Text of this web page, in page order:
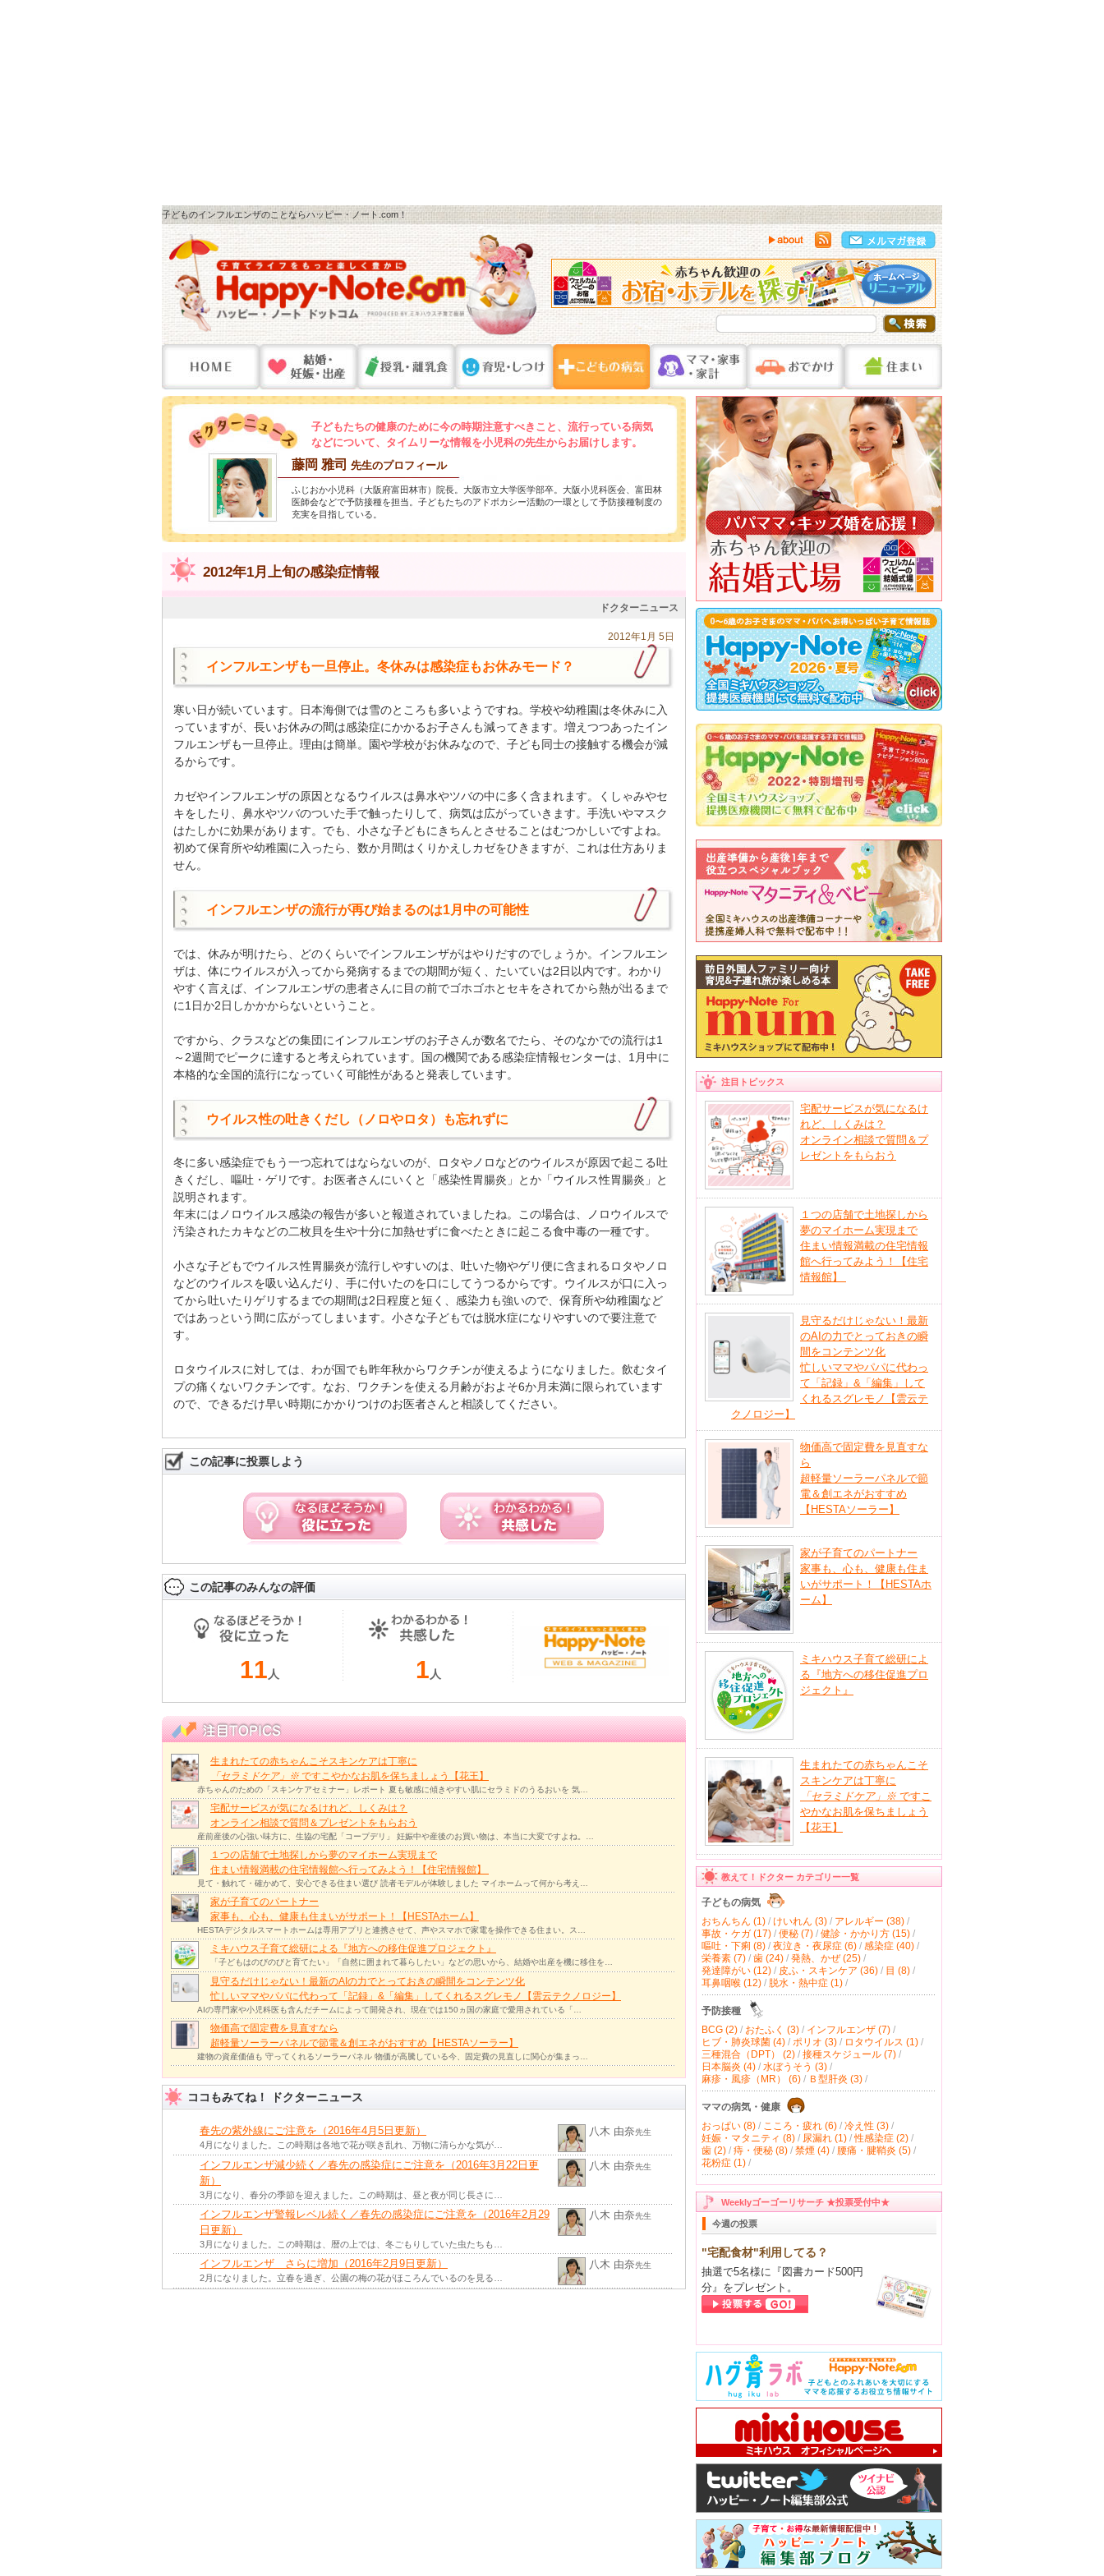
子どものインフルエンザのことならハッピー・ノート.com！
子どもたちの健康のために今の時期注意すべきこと、流行っている病気
などについて、タイムリーな情報を小児科の先生からお届けします。
藤岡 雅司 先生のプロフィール
ふじおか小児科（大阪府富田林市）院長。大阪市立大学医学部卒。大阪小児科医会、富田林
医師会などで予防接種を担当。子どもたちのアドボカシー活動の一環として予防接種制度の
充実を目指している。
2012年1月上旬の感染症情報
ドクターニュース
2012年1月 5日
インフルエンザも一旦停止。冬休みは感染症もお休みモード？
寒い日が続いています。日本海側では雪のところも多いようですね。学校や幼稚園は冬休みに入
っていますが、長いお休みの間は感染症にかかるお子さんも減ってきます。増えつつあったイン
フルエンザも一旦停止。理由は簡単。園や学校がお休みなので、子ども同士の接触する機会が減
るからです。
カゼやインフルエンザの原因となるウイルスは鼻水やツバの中に多く含まれます。くしゃみやセ
キをしたり、鼻水やツバのついた手で触ったりして、病気は広がっていきます。手洗いやマスク
はたしかに効果があります。でも、小さな子どもにきちんとさせることはむつかしいですよね。
初めて保育所や幼稚園に入ったら、数か月間はくりかえしカゼをひきますが、これは仕方ありま
せん。
インフルエンザの流行が再び始まるのは1月中の可能性
では、休みが明けたら、どのくらいでインフルエンザがはやりだすのでしょうか。インフルエン
ザは、体にウイルスが入ってから発病するまでの期間が短く、たいていは2日以内です。わかり
やすく言えば、インフルエンザの患者さんに目の前でゴホゴホとセキをされてから熱が出るまで
に1日か2日しかかからないということ。
ですから、クラスなどの集団にインフルエンザのお子さんが数名でたら、そのなかでの流行は1
～2週間でピークに達すると考えられています。国の機関である感染症情報センターは、1月中に
本格的な全国的流行になっていく可能性があると発表しています。
ウイルス性の吐きくだし（ノロやロタ）も忘れずに
冬に多い感染症でもう一つ忘れてはならないのが、ロタやノロなどのウイルスが原因で起こる吐
きくだし、嘔吐・ゲリです。お医者さんにいくと「感染性胃腸炎」とか「ウイルス性胃腸炎」と
説明されます。
年末にはノロウイルス感染の報告が多いと報道されていましたね。この場合は、ノロウイルスで
汚染されたカキなどの二枚貝を生や十分に加熱せずに食べたときに起こる食中毒の一種です。
小さな子どもでウイルス性胃腸炎が流行しやすいのは、吐いた物やゲリ便に含まれるロタやノロ
などのウイルスを吸い込んだり、手に付いたのを口にしてうつるからです。ウイルスが口に入っ
てから吐いたりゲリするまでの期間は2日程度と短く、感染力も強いので、保育所や幼稚園など
ではあっという間に広がってしまいます。小さな子どもでは脱水症になりやすいので要注意で
す。
ロタウイルスに対しては、わが国でも昨年秋からワクチンが使えるようになりました。飲むタイ
プの痛くないワクチンです。なお、ワクチンを使える月齢がおよそ6か月未満に限られています
ので、できるだけ早い時期にかかりつけのお医者さんと相談してください。
この記事に投票しよう
この記事のみんなの評価
11 人 1 人
生まれたての赤ちゃんこそスキンケアは丁寧に
「セラミドケア」 ※ですこやかなお肌を保ちましょう【花王】
赤ちゃんのための「スキンケアセミナー」レポート 夏も敏感に傾きやすい肌にセラミドのうるおいを 気…
宅配サービスが気になるけれど、しくみは？
オンライン相談で質問＆プレゼントをもらおう
産前産後の心強い味方に、生協の宅配「コープデリ」 妊娠中や産後のお買い物は、本当に大変ですよね。…
１つの店舗で土地探しから夢のマイホーム実現まで
住まい情報満載の住宅情報館へ行ってみよう！【住宅情報館】
見て・触れて・確かめて、安心できる住まい選び 読者モデルが体験しました マイホームって何から考え…
家が子育てのパートナー
家事も、心も、健康も住まいがサポート！【HESTAホーム】
HESTAデジタルスマートホームは専用アプリと連携させて、声やスマホで家電を操作できる住まい。ス…
ミキハウス子育て総研による『地方への移住促進プロジェクト』
「子どもはのびのびと育てたい」「自然に囲まれて暮らしたい」などの思いから、結婚や出産を機に移住を…
見守るだけじゃない！最新のAIの力でとっておきの瞬間をコンテンツ化
忙しいママやパパに代わって「記録」&「編集」してくれるスグレモノ【雲云テクノロジー】
AIの専門家や小児科医も含んだチームによって開発され、現在では150ヵ国の家庭で愛用されている「…
物価高で固定費を見直すなら
超軽量ソーラーパネルで節電＆創エネがおすすめ【HESTAソーラー】
建物の資産価値も 守ってくれるソーラーパネル 物価が高騰している今、固定費の見直しに関心が集まっ…
ココもみてね！ ドクターニュース
八木 由奈先生
春先の紫外線にご注意を（2016年4月5日更新）
4月になりました。この時期は各地で花が咲き乱れ、万物に清らかな気が…
八木 由奈先生
インフルエンザ減少続く／春先の感染症にご注意を（2016年3月22日更
新）
3月になり、春分の季節を迎えました。この時期は、昼と夜が同じ長さに…
八木 由奈先生
インフルエンザ警報レベル続く／春先の感染症にご注意を（2016年2月29
日更新）
3月になりました。この時期は、暦の上では、冬ごもりしていた虫たちも…
八木 由奈先生
インフルエンザ さらに増加（2016年2月9日更新）
2月になりました。立春を過ぎ、公園の梅の花がほころんでいるのを見る…
注目トピックス
宅配サービスが気になるけ
れど、しくみは？
オンライン相談で質問＆プ
レゼントをもらおう
１つの店舗で土地探しから
夢のマイホーム実現まで
住まい情報満載の住宅情報
館へ行ってみよう！【住宅
情報館】
見守るだけじゃない！最新
のAIの力でとっておきの瞬
間をコンテンツ化
忙しいママやパパに代わっ
て「記録」&「編集」して
くれるスグレモノ【雲云テ
クノロジー】
物価高で固定費を見直すな
ら
超軽量ソーラーパネルで節
電＆創エネがおすすめ
【HESTAソーラー】
家が子育てのパートナー
家事も、心も、健康も住ま
いがサポート！【HESTAホ
ーム】
ミキハウス子育て総研によ
る『地方への移住促進プロ
ジェクト』
生まれたての赤ちゃんこそ
スキンケアは丁寧に
「セラミドケア」 ※ ですこ
やかなお肌を保ちましょう
【花王】
教えて！ドクター カテゴリー一覧
子どもの病気
おちんちん (1)/ けいれん (3)/ アレルギー (38)/
事故・ケガ (17)/ 便秘 (7)/ 健診・かかり方 (15)/
嘔吐・下痢 (8)/ 夜泣き・夜尿症 (6)/ 感染症 (40)/
栄養素 (7)/ 歯 (24)/ 発熱、かぜ (25)/
発達障がい (12)/ 皮ふ・スキンケア (36)/ 目 (8)/
耳鼻咽喉 (12)/ 脱水・熱中症 (1)/
予防接種
BCG (2)/ おたふく (3)/ インフルエンザ (7)/
ヒブ・肺炎球菌 (4)/ ポリオ (3)/ ロタウイルス (1)/
三種混合（DPT） (2)/ 接種スケジュール (7)/
日本脳炎 (4)/ 水ぼうそう (3)/
麻疹・風疹（MR） (6)/ Ｂ型肝炎 (3)/
ママの病気・健康
おっぱい (8)/ こころ・疲れ (6)/ 冷え性 (3)/
妊娠・マタニティ (8)/ 尿漏れ (1)/ 性感染症 (2)/
歯 (2)/ 痔・便秘 (8)/ 禁煙 (4)/ 腰痛・腱鞘炎 (5)/
花粉症 (1)/
Weeklyゴーゴーリサーチ ★投票受付中★
今週の投票
"宅配食材"利用してる？
抽選で5名様に『図書カード500円
分』をプレゼント。